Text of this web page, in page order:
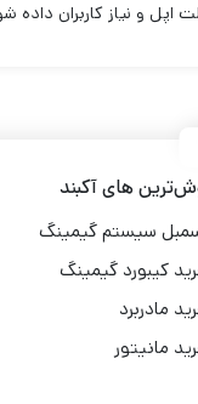
و نیاز کاربران داده
های آکبند
سیستم گیمینگ
کیبورد گیمینگ
مادربرد
مانیتور